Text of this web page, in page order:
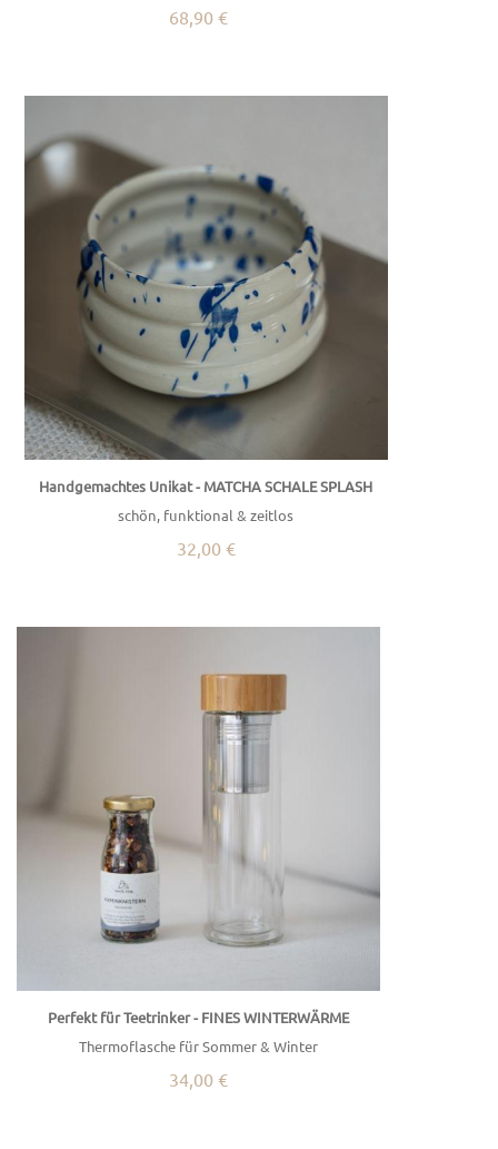
68,90 €
Handgemachtes Unikat - MATCHA SCHALE SPLASH
schön, funktional & zeitlos
32,00 €
Perfekt für Teetrinker - FINES WINTERWÄRME
Thermoflasche für Sommer & Winter
34,00 €